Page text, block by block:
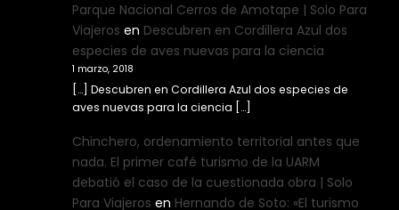
Parque Nacional Cerros de Amotape | Solo Para
Viajeros en Descubren en Cordillera Azul dos
especies de aves nuevas para la ciencia
1 marzo, 2018
[…] Descubren en Cordillera Azul dos especies de
aves nuevas para la ciencia […]
Chinchero, ordenamiento territorial antes que
nada. El primer café turismo de la UARM
debatió el caso de la cuestionada obra | Solo
Para Viajeros en Hernando de Soto: «El turismo